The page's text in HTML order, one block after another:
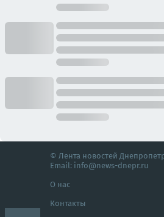
© Лента новостей
Email: info@news-dnepr.ru
О нас
Контакты